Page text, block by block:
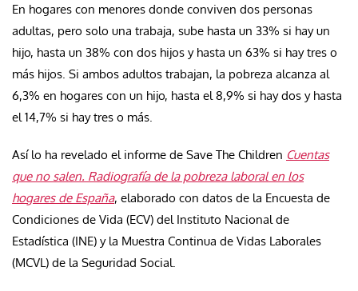
En hogares con menores donde conviven dos personas
adultas, pero solo una trabaja, sube hasta un 33% si hay un
hijo, hasta un 38% con dos hijos y hasta un 63% si hay tres o
más hijos. Si ambos adultos trabajan, la pobreza alcanza al
6,3% en hogares con un hijo, hasta el 8,9% si hay dos y hasta
el 14,7% si hay tres o más.
Así lo ha revelado el informe de Save The Children Cuentas
que no salen. Radiografía de la pobreza laboral en los
hogares de España, elaborado con datos de la Encuesta de
Condiciones de Vida (ECV) del Instituto Nacional de
Estadística (INE) y la Muestra Continua de Vidas Laborales
(MCVL) de la Seguridad Social.